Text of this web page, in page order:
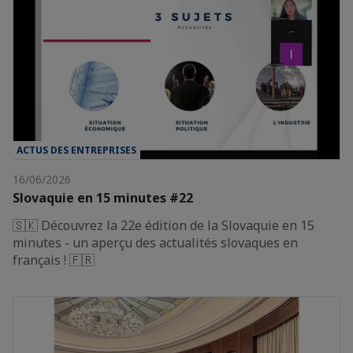
ACTUS DES ENTREPRISES
16/06/2026
Slovaquie en 15 minutes #22
🇸🇰 Découvrez la 22e édition de la Slovaquie en 15
minutes - un aperçu des actualités slovaques en
français ! 🇫🇷